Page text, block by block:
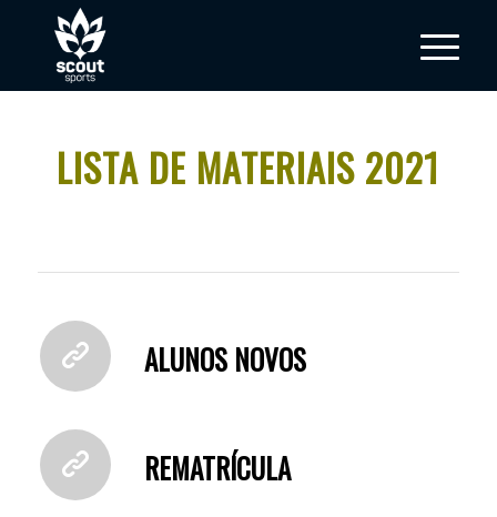
LISTA DE MATERIAIS 2021
ALUNOS NOVOS
REMATRÍCULA